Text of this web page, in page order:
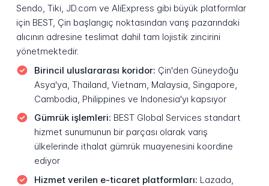
Sendo, Tiki, JD.com ve AliExpress gibi büyük platformlar
için BEST, Çin başlangıç noktasından varış pazarındaki
alıcının adresine teslimat dahil tam lojistik zincirini
yönetmektedir.
Birincil uluslararası koridor: Çin'den Güneydoğu
Asya'ya, Thailand, Vietnam, Malaysia, Singapore,
Cambodia, Philippines ve Indonesia'yı kapsıyor
Gümrük işlemleri: BEST Global Services standart
hizmet sunumunun bir parçası olarak varış
ülkelerinde ithalat gümrük muayenesini koordine
ediyor
Hizmet verilen e-ticaret platformları: Lazada,